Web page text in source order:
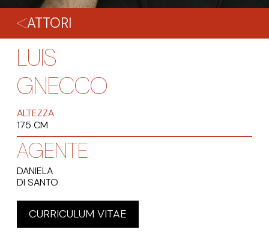
ATTORI
LUIS
GNECCO
ALTEZZA
175 CM
AGENTE
DANIELA
DI SANTO
CURRICULUM VITAE